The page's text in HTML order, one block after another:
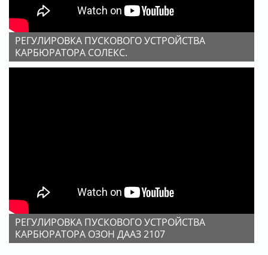
РЕГУЛИРОВКА ПУСКОВОГО УСТРОЙСТВА
КАРБЮРАТОРА СОЛЕКС.
РЕГУЛИРОВКА ПУСКОВОГО УСТРОЙСТВА
КАРБЮРАТОРА ОЗОН ДААЗ 2107